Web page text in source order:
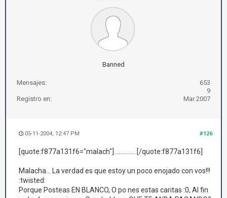
Banned
Mensajes:
653
9
Registro en:
Mar 2007
#126
05-11-2004, 12:47 PM
[quote:f877a131f6="malach"]...............[/quote:f877a131f6]
Malacha... La verdad es que estoy un poco enojado con vos!!!
:twisted:
Porque Posteas EN BLANCO, O po nes estas caritas :0, Al fin